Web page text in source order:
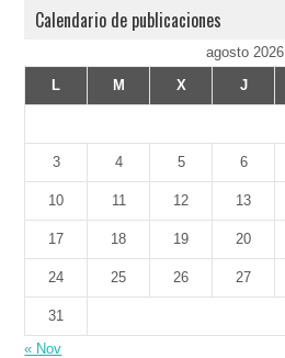
Calendario de publicaciones
agosto 2026
L
M X J
3 4 5 6
10 11 12 13
17 18 19 20
24 25 26 27
31
« Nov